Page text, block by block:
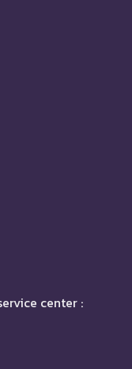
center :